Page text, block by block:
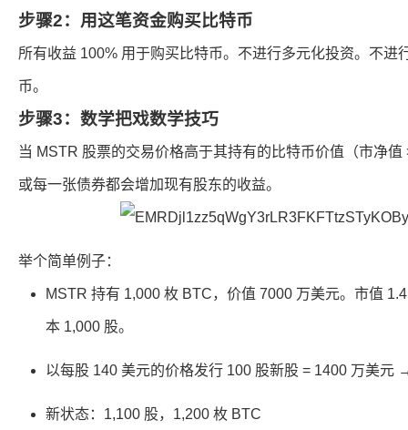
步骤2：用这笔资金购买比特币
所有收益 100% 用于购买比特币。不进行多元化投资。不进
币。
步骤3：数学把戏数学技巧
当 MSTR 股票的交易价格高于其持有的比特币价值（市净
或每一张债券都会增加现有股东的收益。
举个简单例子：
MSTR 持有 1,000 枚 BTC，价值 7000 万美元。市值
本 1,000 股。
以每股 140 美元的价格发行 100 股新股 = 1400 万美元
新状态：1,100 股，1,200 枚 BTC